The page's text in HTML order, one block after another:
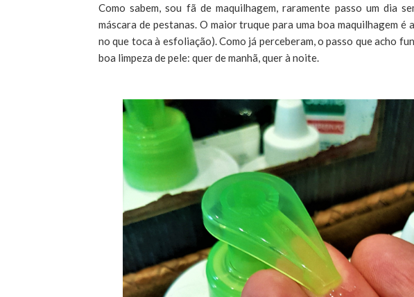
Como sabem, sou fã de maquilhagem, raramente passo um dia
máscara de pestanas. O maior truque para uma boa maquilhagem é
no que toca à esfoliação). Como já perceberam, o passo que acho
boa limpeza de pele: quer de manhã, quer à noite.